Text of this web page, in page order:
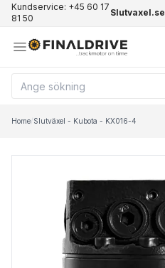
Kundservice: +45 60 17
81 50
Slutvaxel.se
Home/Slutväxel - Kubota - KX016-4